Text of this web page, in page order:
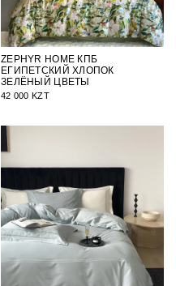
ZEPHYR HOME КПБ
ЕГИПЕТСКИЙ ХЛОПОК
ЗЕЛЁНЫЙ ЦВЕТЫ
42 000 KZT